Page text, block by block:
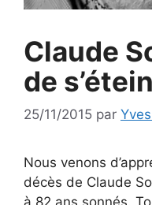
Claude
de
25/11/2015 par
Nous venons
décès de Claude